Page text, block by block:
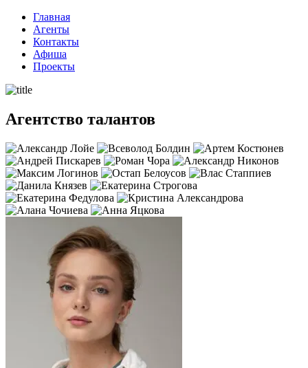
Перейти
содержимому
Главная
Агенты
Контакты
Афиша
Проекты
Агентство талантов